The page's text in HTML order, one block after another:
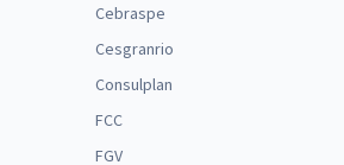
Cebraspe
Cesgranrio
Consulplan
FCC
FGV